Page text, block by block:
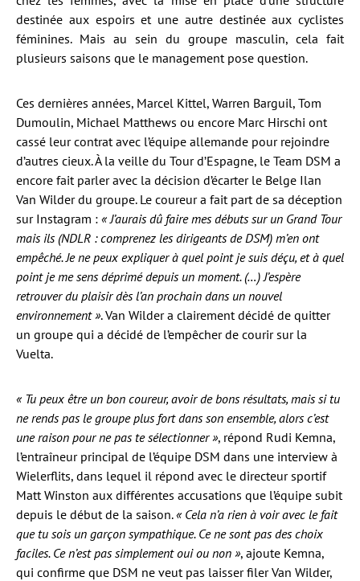
destinée aux espoirs et une autre destinée aux cyclistes
féminines. Mais au sein du groupe masculin, cela fait
plusieurs saisons que le management pose question.
Ces dernières années, Marcel Kittel, Warren Barguil, Tom
Dumoulin, Michael Matthews ou encore Marc Hirschi ont
cassé leur contrat avec l’équipe allemande pour rejoindre
d’autres cieux. À la veille du Tour d’Espagne, le Team DSM a
encore fait parler avec la décision d’écarter le Belge Ilan
Van Wilder du groupe. Le coureur a fait part de sa déception
sur Instagram : « J’aurais dû faire mes débuts sur un Grand Tour
mais ils (NDLR : comprenez les dirigeants de DSM) m’en ont
empêché. Je ne peux expliquer à quel point je suis déçu, et à quel
point je me sens déprimé depuis un moment. (…) J’espère
retrouver du plaisir dès l’an prochain dans un nouvel
environnement ». Van Wilder a clairement décidé de quitter
un groupe qui a décidé de l’empêcher de courir sur la
Vuelta.
« Tu peux être un bon coureur, avoir de bons résultats, mais si tu
ne rends pas le groupe plus fort dans son ensemble, alors c’est
une raison pour ne pas te sélectionner », répond Rudi Kemna,
l’entraîneur principal de l’équipe DSM dans une interview à
Wielerflits, dans lequel il répond avec le directeur sportif
Matt Winston aux différentes accusations que l’équipe subit
depuis le début de la saison.« Cela n’a rien à voir avec le fait
que tu sois un garçon sympathique. Ce ne sont pas des choix
faciles. Ce n’est pas simplement oui ou non », ajoute Kemna,
qui confirme que DSM ne veut pas laisser filer Van Wilder,